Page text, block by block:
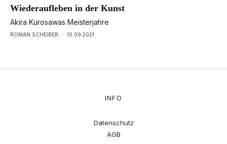
Wiederaufleben in der Kunst
Akira Kurosawas Meisterjahre
ROMAN SCHEIBER · 10.09.2021
INFO
Datenschutz
AGB